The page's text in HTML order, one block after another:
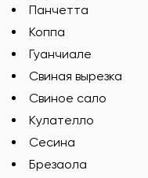
Панчетта
Коппа
Гуанчиале
Свиная вырезка
Свиное сало
Кулателло
Сесина
Брезаола